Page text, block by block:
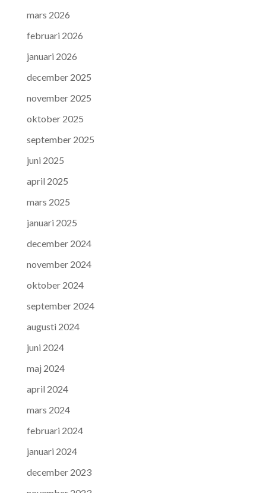
mars 2026
februari 2026
januari 2026
december 2025
november 2025
oktober 2025
september 2025
juni 2025
april 2025
mars 2025
januari 2025
december 2024
november 2024
oktober 2024
september 2024
augusti 2024
juni 2024
maj 2024
april 2024
mars 2024
februari 2024
januari 2024
december 2023